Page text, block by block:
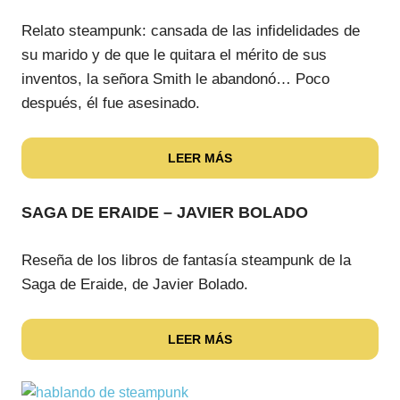
Relato steampunk: cansada de las infidelidades de
su marido y de que le quitara el mérito de sus
inventos, la señora Smith le abandonó… Poco
después, él fue asesinado.
LEER MÁS
SAGA DE ERAIDE – JAVIER BOLADO
Reseña de los libros de fantasía steampunk de la
Saga de Eraide, de Javier Bolado.
LEER MÁS